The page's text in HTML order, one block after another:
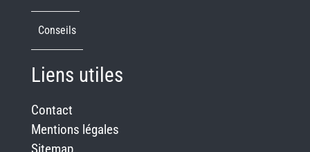
Conseils
Liens utiles
Contact
Mentions légales